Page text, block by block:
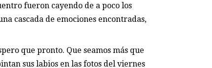
fueron cayendo de a poco los
cascada de emociones encontradas,
que pronto. Que seamos más que
sus labios en las fotos del viernes